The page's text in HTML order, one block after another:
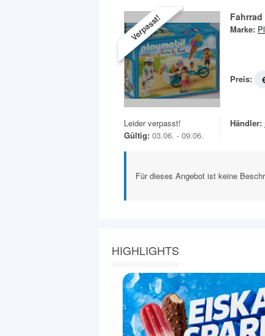
Verpasst! Marke:
Preis:
Leider verpasst!
Gültig: 03.06. - 09.06.
Händler:
Für dieses Angebot ist keine
HIGHLIGHTS